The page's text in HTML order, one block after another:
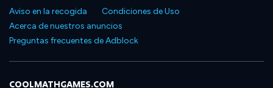
Aviso en la recogida
Condiciones de Uso
Acerca de nuestros anuncios
Preguntas frecuentes de Adblock
COOLMATHGAMES.COM